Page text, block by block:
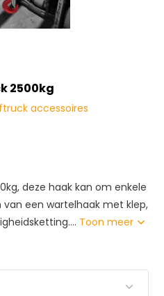
2500kg
accessoires
deze haak kan om enkele
een wartelhaak met klep,
Toon meer